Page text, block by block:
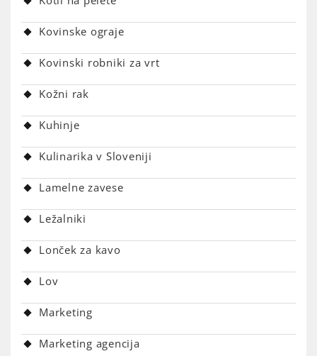
Kovinske ograje
Kovinski robniki za vrt
Kožni rak
Kuhinje
Kulinarika v Sloveniji
Lamelne zavese
Ležalniki
Lonček za kavo
Lov
Marketing
Marketing agencija